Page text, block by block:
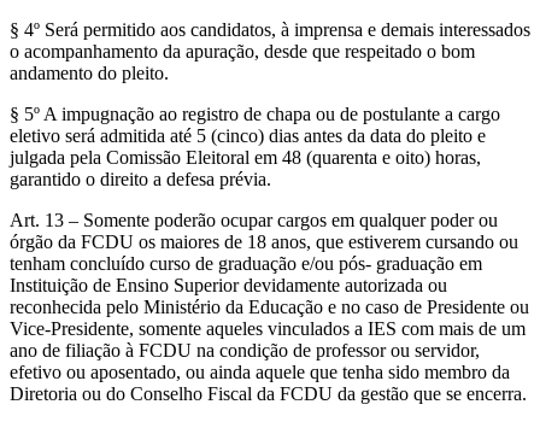
§ 4º Será permitido aos candidatos, à imprensa e demais interessados
o acompanhamento da apuração, desde que respeitado o bom
andamento do pleito.
§ 5º A impugnação ao registro de chapa ou de postulante a cargo
eletivo será admitida até 5 (cinco) dias antes da data do pleito e
julgada pela Comissão Eleitoral em 48 (quarenta e oito) horas,
garantido o direito a defesa prévia.
Art. 13 – Somente poderão ocupar cargos em qualquer poder ou
órgão da FCDU os maiores de 18 anos, que estiverem cursando ou
tenham concluído curso de graduação e/ou pós- graduação em
Instituição de Ensino Superior devidamente autorizada ou
reconhecida pelo Ministério da Educação e no caso de Presidente ou
Vice-Presidente, somente aqueles vinculados a IES com mais de um
ano de filiação à FCDU na condição de professor ou servidor,
efetivo ou aposentado, ou ainda aquele que tenha sido membro da
Diretoria ou do Conselho Fiscal da FCDU da gestão que se encerra.